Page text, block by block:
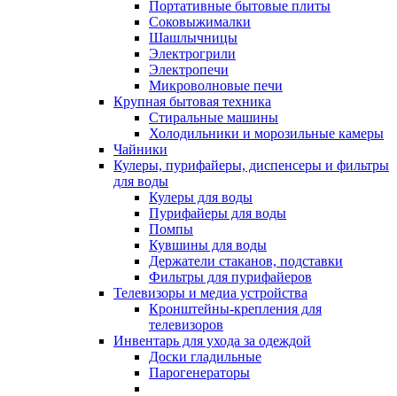
Портативные бытовые плиты
Соковыжималки
Шашлычницы
Электрогрили
Электропечи
Микроволновые печи
Крупная бытовая техника
Стиральные машины
Холодильники и морозильные камеры
Чайники
Кулеры, пурифайеры, диспенсеры и фильтры
для воды
Кулеры для воды
Пурифайеры для воды
Помпы
Кувшины для воды
Держатели стаканов, подставки
Фильтры для пурифайеров
Телевизоры и медиа устройства
Кронштейны-крепления для
телевизоров
Инвентарь для ухода за одеждой
Доски гладильные
Парогенераторы